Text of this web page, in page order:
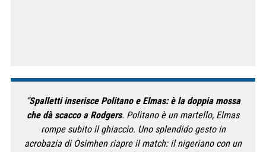
“Spalletti inserisce Politano e Elmas: è la doppia mossa
che dà scacco a Rodgers. Politano è un martello, Elmas
rompe subito il ghiaccio. Uno splendido gesto in
acrobazia di Osimhen riapre il match: il nigeriano con un